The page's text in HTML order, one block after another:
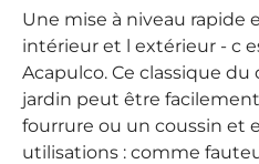
Une mise à niveau rapide
intérieur et l extérieur - c
Acapulco. Ce classique
jardin peut être
fourrure ou un coussin et
utilisations : comme